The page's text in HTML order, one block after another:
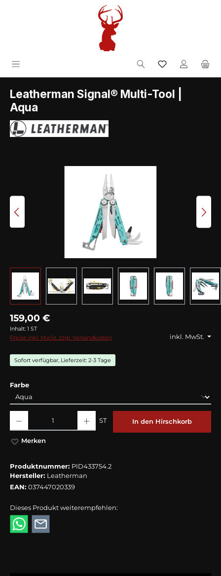
Leatherman Signal® Multi-Tool |
Aqua
159,00 €
Inhalt: 1 ST
inkl. MwSt.
Preise inkl. MwSt. zzgl. Versandkosten
Sofort verfügbar, Lieferzeit: 2-3 Tage
Farbeauswählen
ST In den Hirschkorb
Merken
Produktnummer: PID433754.2
Hersteller: Leatherman
EAN: 037447020339
Dieses Produkt weiterempfehlen: